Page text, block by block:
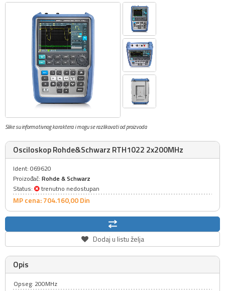
Slike su informativnog karaktera i mogu se razlikovati od proizvoda
Osciloskop Rohde&Schwarz RTH1022 2x200MHz
Ident: 069620
Proizođač: Rohde & Schwarz
Status:
trenutno nedostupan
MP cena: 704.160,00Din
Dodaj u listu želja
Opis
Opseg: 200MHz